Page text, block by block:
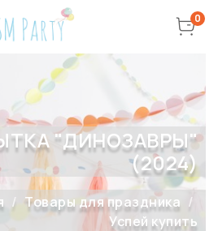
0
"ДИНОЗАВРЫ"
(2024)
Товары для праздника
Успей купить